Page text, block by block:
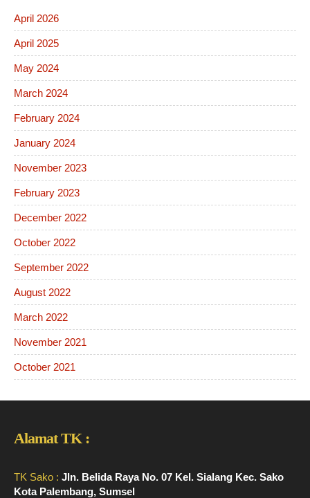
April 2026
April 2025
May 2024
March 2024
February 2024
January 2024
November 2023
February 2023
December 2022
October 2022
September 2022
August 2022
March 2022
November 2021
October 2021
Alamat TK :
TK Sako : Jln. Belida Raya No. 07 Kel. Sialang Kec. Sako
Kota Palembang, Sumsel